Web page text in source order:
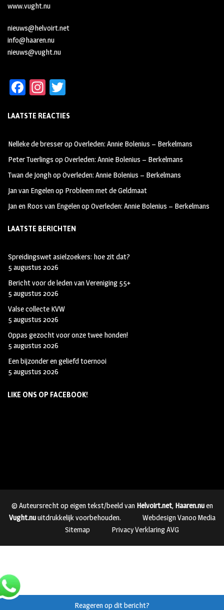
www.vught.nu
nieuws@helvoirt.net
info@haaren.nu
nieuws@vught.nu
Fa
b
oo
k
In
ag
m
tt
LAATSTE REACTIES
Nelleke de bresseropOverleden: Annie Bolenius – Berkelmans
Peter Tuerlings opOverleden: Annie Bolenius – Berkelmans
Twan de JonghopOverleden: Annie Bolenius – Berkelmans
Jan van Engelenop Probleem met de Geldmaat
Jan en Roos van EngelenopOverleden: Annie Bolenius – Berkelmans
LAATSTE BERICHTEN
Spreidingswet asielzoekers: hoe zit dat?
5 augustus 2026
Bericht voor de leden van Vereniging 55+
5 augustus 2026
Valse collecte KVW
5 augustus 2026
Oppas gezocht voor onze twee honden!
5 augustus 2026
Een bijzonder en geliefd toernooi
5 augustus 2026
LIKE ONS OP FACEBOOK!
Reageren op dit bericht?
© Auteursrecht op eigen tekst/beeld van Helvoirt.net, Haaren.nuen
Vught.nuuitdrukkelijk voorbehouden.
Webdesign Vanoo Media
Sitemap
Privacy Verklaring AVG